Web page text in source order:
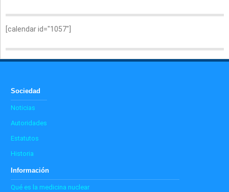
[calendar id="1057"]
Sociedad
Noticias
Autoridades
Estatutos
Historia
Información
Qué es la medicina nuclear